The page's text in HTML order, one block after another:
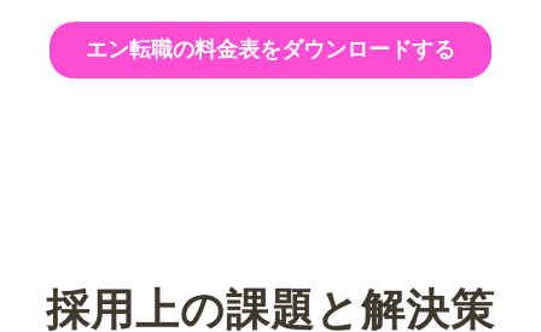
エン転職の料金表をダウンロードする
採用上の課題と解決策